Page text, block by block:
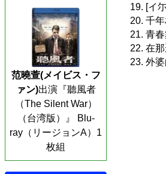
范曉萱(メイビス・フ
ァン)出演『聽風者
（The Silent War）
（台湾版）』 Blu-
ray（リージョンA）1
枚組
19. [イ
20. 千
21. 青
22. 在
23. 外